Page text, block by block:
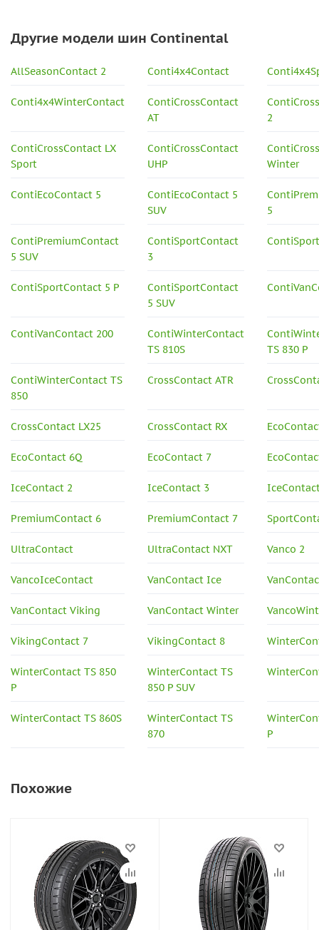
Другие модели шин Continental
AllSeasonContact 2 Conti4x4Contact
Conti4x4WinterContact
ContiCrossContact
AT
2
ContiCrossContact LX
Sport
ContiCrossContact
UHP
Winter
ContiEcoContact 5
ContiEcoContact 5
SUV
5
ContiPremiumContact
5 SUV
ContiSportContact
3
ContiSportContact 5 P
ContiSportContact
5 SUV
ContiVanContact 200
ContiWinterContact
TS 810S
TS 830 P
ContiWinterContact TS
850
CrossContact ATR
CrossContact LX25 CrossContact RX
EcoContact 6Q EcoContact 7
IceContact 2 IceContact 3
PremiumContact 6 PremiumContact 7
UltraContact UltraContact NXT Vanco 2
VancoIceContact VanContact Ice
VanContact Viking VanContact Winter
VikingContact 7 VikingContact 8
WinterContact TS 850
P
WinterContact TS
850 P SUV
WinterContact TS 860S
WinterContact TS
870
P
Похожие